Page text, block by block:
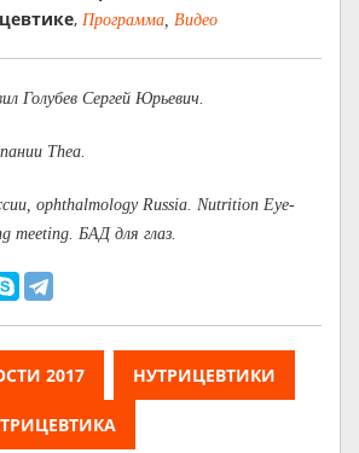
, Программа, Видео
Голубев Сергей Юрьевич.
Thea.
ophthalmology Russia. Nutrition Eye-
meeting. БАД для глаз.
2017 НУТРИЦЕВТИКИ